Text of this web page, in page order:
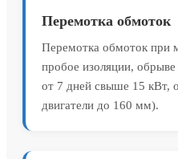
Перемотка обмоток
Перемотка обмоток при
пробое изоляции,
от 7 дней свыше 15 кВт,
двигатели до 160 мм).